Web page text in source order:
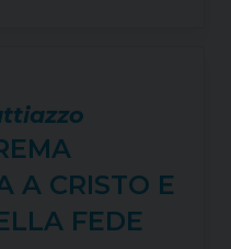
A CRISTO E
FEDE